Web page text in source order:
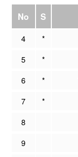
No S
4 *
5
*
6
*
7
*
8
9